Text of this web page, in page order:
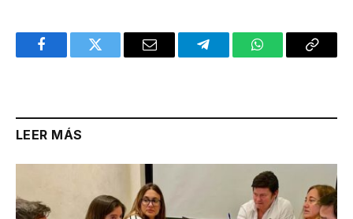
FacebookTwitter Email TelegramWhatsAppCopy
LEER MÁS